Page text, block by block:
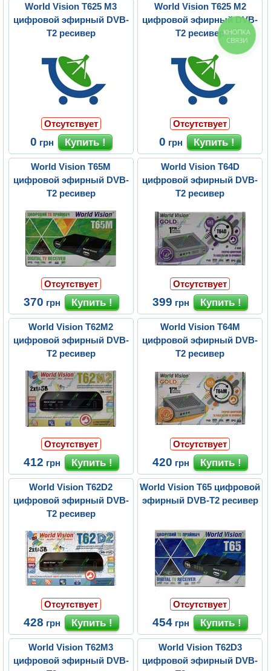
World Vision T625 M3
цифровой эфирный DVB-
T2 ресивер
Отсутствует
0 грн
World Vision T625 M2
цифровой эфирный DVB-
T2 ресивер
Отсутствует
0 грн
World Vision T65M
цифровой эфирный DVB-
T2 ресивер
Отсутствует
370 грн
World Vision T64D
цифровой эфирный DVB-
T2 ресивер
Отсутствует
399 грн
World Vision T62M2
цифровой эфирный DVB-
T2 ресивер
Отсутствует
412 грн
World Vision T64M
цифровой эфирный DVB-
T2 ресивер
Отсутствует
420 грн
World Vision T62D2
цифровой эфирный DVB-
T2 ресивер
Отсутствует
428 грн
World Vision T65 цифровой
эфирный DVB-T2 ресивер
Отсутствует
454 грн
World Vision T62M3
цифровой эфирный DVB-
World Vision T62D3
цифровой эфирный DVB-
КНОПКА
СВЯЗИ